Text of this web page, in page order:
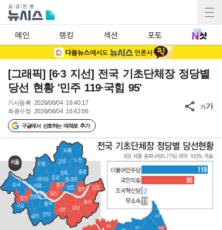
메인 랭킹 섹션 포토
[그래픽] [6·3 지선] 전국 기초단체장 정당별
당선 현황 '민주 119·국힘 95'
기사등록 2026/06/04 16:40:17
최종수정 2026/06/04 16:42:06
구글에서 선호하는 매체로 추가
가가